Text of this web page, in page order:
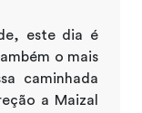
este dia é
o mais
caminhada
a Maizal